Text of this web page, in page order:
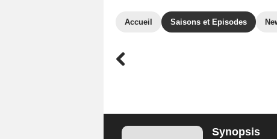
Accueil Saisons et Episodes
Synopsis